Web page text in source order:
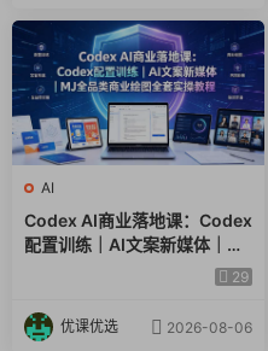
AI
Codex AI商业落地课：Codex
配置训练｜AI文案新媒体｜MJ
全品类商业绘图全套实操教程
29
优课优选 2026-08-06